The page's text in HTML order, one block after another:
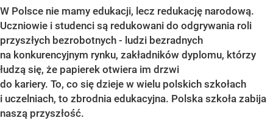
W Polsce nie mamy edukacji, lecz redukację narodową.
Uczniowie i studenci są redukowani do odgrywania roli
przyszłych bezrobotnych - ludzi bezradnych
na konkurencyjnym rynku, zakładników dyplomu, którzy
łudzą się, że papierek otwiera im drzwi
do kariery. To, co się dzieje w wielu polskich szkołach
i uczelniach, to zbrodnia edukacyjna. Polska szkoła zabija
naszą przyszłość.